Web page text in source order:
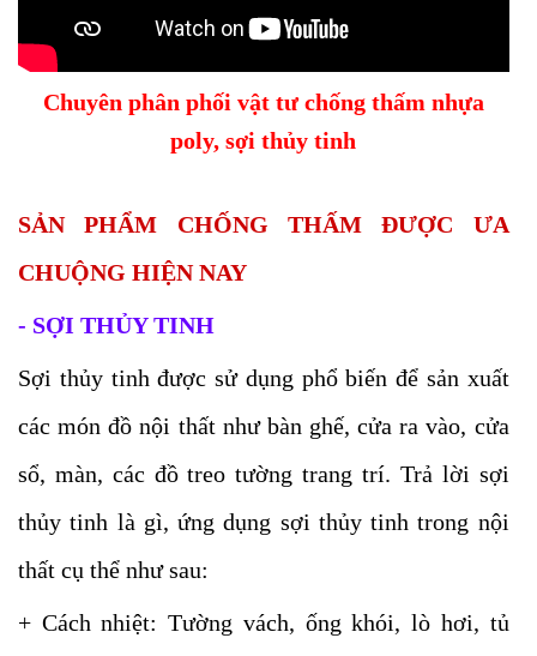
Chuyên phân phối vật tư chống thấm nhựa
poly, sợi thủy tinh
SẢN PHẨM CHỐNG THẤM ĐƯỢC ƯA
CHUỘNG HIỆN NAY
- SỢI THỦY TINH
Sợi thủy tinh được sử dụng phổ biến để sản xuất
các món đồ nội thất như bàn ghế, cửa ra vào, cửa
sổ, màn, các đồ treo tường trang trí. Trả lời sợi
thủy tinh là gì, ứng dụng sợi thủy tinh trong nội
thất cụ thể như sau:
+ Cách nhiệt: Tường vách, ống khói, lò hơi, tủ